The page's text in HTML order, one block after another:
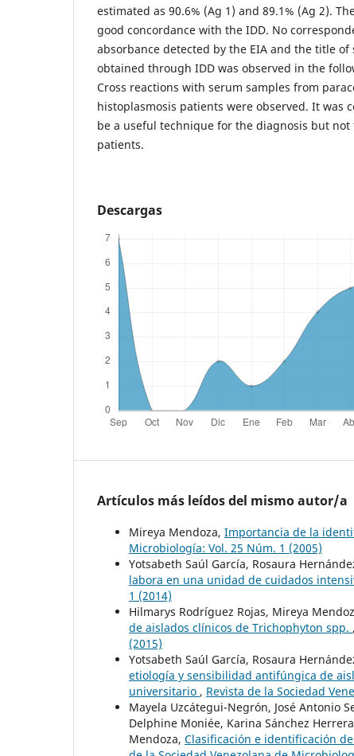
estimated as 90.6% (Ag 1) and 89.1% (Ag 2).
good concordance with the IDD. No
absorbance detected by the EIA and the title
obtained through IDD was observed in the
Cross reactions with serum samples from
histoplasmosis patients were observed. It was
be a useful technique for the diagnosis but not
patients.
Descargas
Artículos más leídos del mismo autor/a
Mireya Mendoza, Importancia de la
Microbiología: Vol. 25 Núm. 1 (2005)
Yotsabeth Saúl García, Rosaura
labora en una unidad de cuidados
1 (2014)
Hilmarys Rodríguez Rojas, Mireya
de aislados clínicos de Trichophyton spp. ,
(2015)
Yotsabeth Saúl García, Rosaura
etiología y sensibilidad antifúngica de
universitario , Revista de la Sociedad
Mayela Uzcátegui-Negrón, José Antonio
Delphine Moniée, Karina Sánchez
Mendoza, Clasificación e identificación